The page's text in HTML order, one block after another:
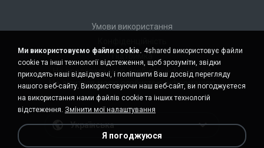
Умови використання
Підтримка
Не продавати мою особисту інформацію
Не ділитися моєю особистою інформацією
Українська
Ми використовуємо файли cookie. 4shared використовує файли
cookie та інші технології відстеження, щоб зрозуміти, звідки
приходять наші відвідувачі, і поліпшити Ваш досвід перегляду
нашого веб-сайту. Використовуючи наш веб-сайт, ви погоджуєтеся
на використання нами файлів cookie та інших технологій
відстеження. Змінити мої налаштування
Я погоджуюся